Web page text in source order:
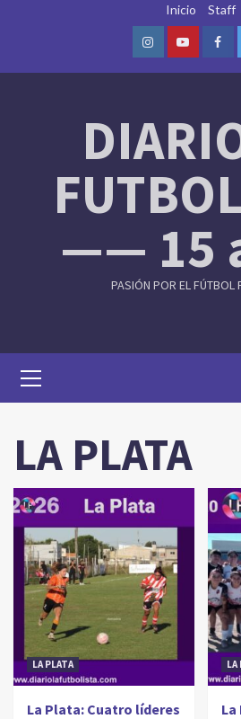
Inicio Staff
InstagramYoutube
—— 15
PASIÓN POR EL FÚTBOL
Menu
LA PLATA
LA PLATA
La Plata: Cuatro líderes
LA